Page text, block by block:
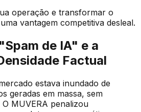
operação e transformar o
vantagem competitiva desleal.
de IA" e a
Factual
estava inundado de
geradas em massa, sem
MUVERA penalizou